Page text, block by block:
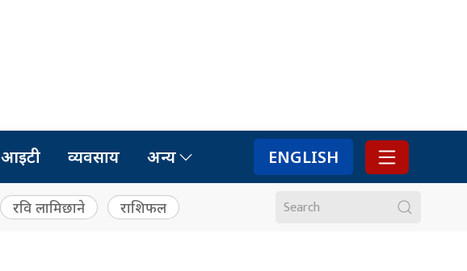
आइटी व्यवसाय अन्य ENGLISH
रवि लामिछाने राशिफल